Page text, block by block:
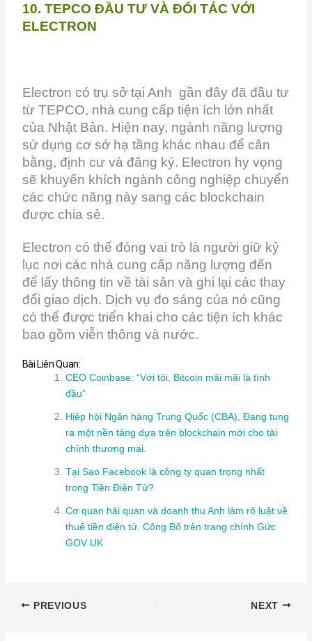
10. TEPCO ĐẦU TƯ VÀ ĐỐI TÁC VỚI
ELECTRON
Electron có trụ sở tại Anh gần đây đã đầu tư
từ TEPCO, nhà cung cấp tiện ích lớn nhất
của Nhật Bản. Hiện nay, ngành năng lượng
sử dụng cơ sở hạ tầng khác nhau để cân
bằng, định cư và đăng ký. Electron hy vọng
sẽ khuyến khích ngành công nghiệp chuyển
các chức năng này sang các blockchain
được chia sẻ.
Electron có thể đóng vai trò là người giữ kỷ
lục nơi các nhà cung cấp năng lượng đến
để lấy thông tin về tài sản và ghi lại các thay
đổi giao dịch. Dịch vụ đo sáng của nó cũng
có thể được triển khai cho các tiện ích khác
bao gồm viễn thông và nước.
Bài Liên Quan:
CEO Coinbase: “Với tôi, Bitcoin mãi mãi là tình
đầu”
Hiệp hội Ngân hàng Trung Quốc (CBA), Đang tung
ra một nền tảng dựa trên blockchain mới cho tài
chính thương mại.
Tại Sao Facebook là công ty quan trọng nhất
trong Tiền Điện Tử?
Cơ quan hải quan và doanh thu Anh làm rõ luật về
thuế tiền điện tử. Công Bố trên trang chính Gức
GOV UK
PREVIOUS NEXT